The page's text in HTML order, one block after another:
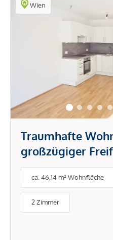
Wien
Traumhafte
großzügiger
ca. 46,14 m² Wohnfläche
2 Zimmer